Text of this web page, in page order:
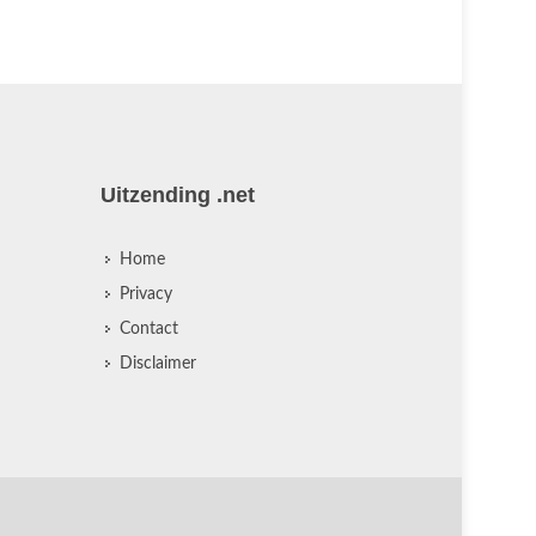
Uitzending .net
Home
Privacy
Contact
Disclaimer